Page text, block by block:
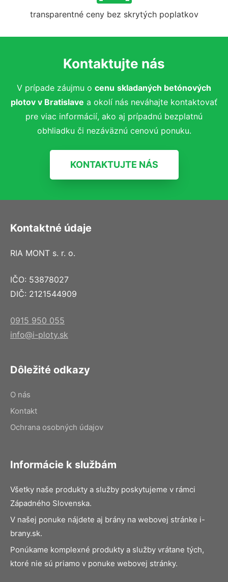
transparentné ceny bez skrytých poplatkov
Kontaktujte nás
V prípade záujmu o cenu skladaných betónových
plotov v Bratislave a okolí nás neváhajte kontaktovať
pre viac informácií, ako aj prípadnú bezplatnú
obhliadku či nezáväznú cenovú ponuku.
KONTAKTUJTE NÁS
Kontaktné údaje
RIA MONT s. r. o.
IČO: 53878027
DIČ: 2121544909
0915 950 055
info@i-ploty.sk
Dôležité odkazy
O nás
Kontakt
Ochrana osobných údajov
Informácie k službám
Všetky naše produkty a služby poskytujeme v rámci
Západného Slovenska.
V našej ponuke nájdete aj brány na webovej stránke i-
brany.sk.
Ponúkame komplexné produkty a služby vrátane tých,
ktoré nie sú priamo v ponuke webovej stránky.